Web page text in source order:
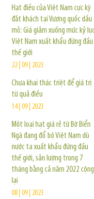
Hạt điều của Việt Nam cực kỳ
đắt khách tại Vương quốc dầu
mỏ: Giá giảm xuống mức kỷ
Việt Nam xuất khẩu đứng đầu
thế giới
22 | 09 | 2023
Chưa khai thác triệt để giá trị
từ quả điều
14 | 09 | 2023
Một loại hạt giá rẻ từ Bờ Biển
Ngà đang đổ bộ Việt Nam dù
nước ta xuất khẩu đứng đầu
thế giới, sản lượng trong 7
tháng bằng cả năm 2022 cộng
lại
08 | 09 | 2023